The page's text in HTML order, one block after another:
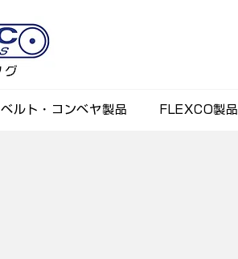
ベルト・コンベヤ製品 FLEXCO製品